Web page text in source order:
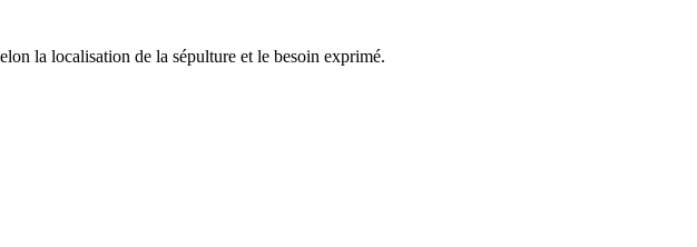
la localisation de la sépulture et le besoin exprimé.